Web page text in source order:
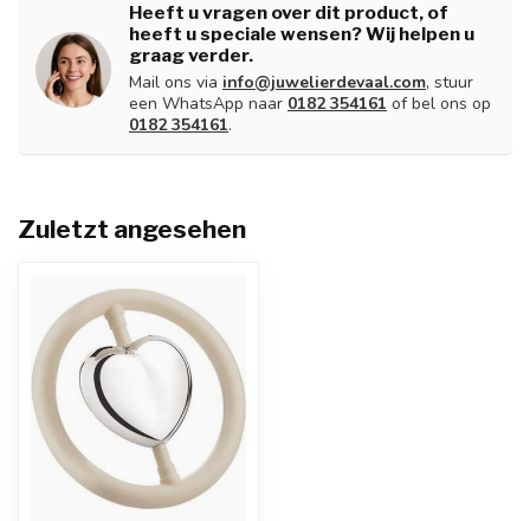
Heeft u vragen over dit product, of
heeft u speciale wensen? Wij helpen u
graag verder.
Mail ons via info@juwelierdevaal.com, stuur
een WhatsApp naar 0182 354161 of bel ons op
0182 354161.
Zuletzt angesehen